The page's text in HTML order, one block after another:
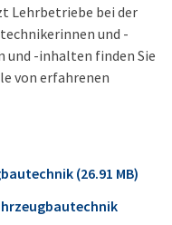
Lehrbetriebe bei der
und -
und -inhalten finden Sie
von erfahrenen
(26.91 MB)